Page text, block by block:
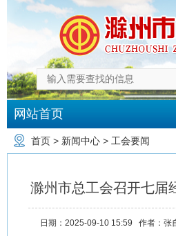
网站首页
首页 > 新闻中心 > 工会要闻
滁州市总工会召开七届
日期： 2025-09-10 15:59 作者： 张